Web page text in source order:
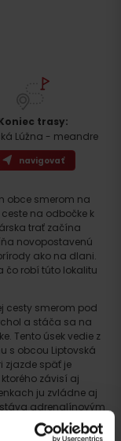
trasy:
Lúžna - meandre
navigovať
obce smerom na
na odbočke k
trať začína
novopostavenú
ako na dlani.
čo robí túto lokalitu
cesty smerom pod
a stáča sa na
Tento úsek vedie z
s obcou Liptovská
zjazde späť je
závisí aj
ju zvládne aj
adrenalínovým